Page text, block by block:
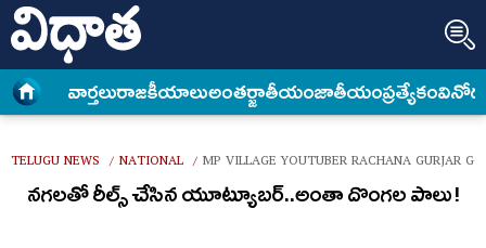
వార్త‌లురాజకీయాలుఅంత‌ర్జాతీయంజాతీయంప్రత్యేకం
TELUGU NEWS / NATIONAL / MP VILLAGE YOUTUBER RACHANA GURJAR
నగలతో రీల్స్ చేసిన యూట్యూబర్..అంతా దొంగల పాలు!